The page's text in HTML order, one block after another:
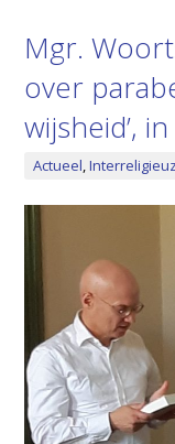
Mgr.
over
wijsheid’,
Actueel ,